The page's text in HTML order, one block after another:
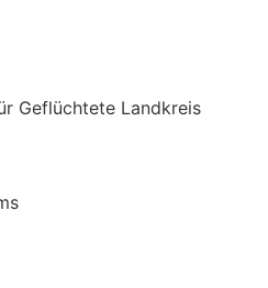
Geflüchtete Landkreis